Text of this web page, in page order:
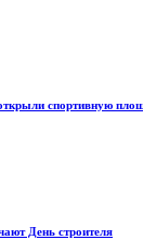
спортивную
День строителя